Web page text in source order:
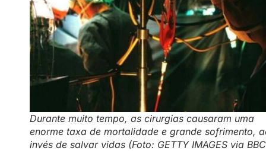
Durante muito tempo, as cirurgias causaram uma
enorme taxa de mortalidade e grande sofrimento,
invés de salvar vidas (Foto: GETTY IMAGES via